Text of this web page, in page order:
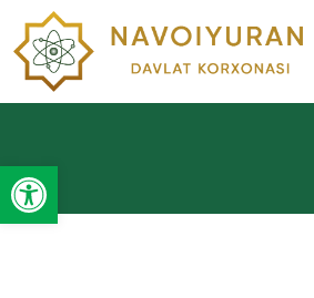
Open toolbar